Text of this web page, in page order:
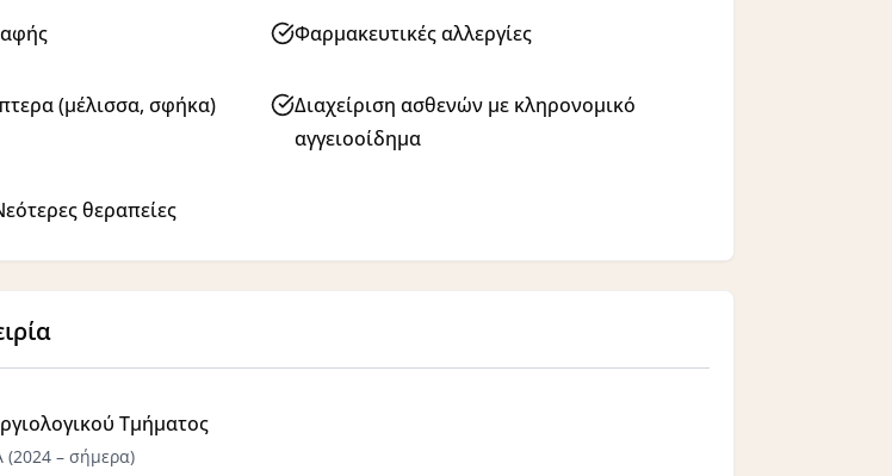
Φαρμακευτικές αλλεργίες
(μέλισσα, σφήκα)
Διαχείριση ασθενών με κληρονομικό
αγγειοοίδημα
θεραπείες
Τμήματος
– σήμερα)